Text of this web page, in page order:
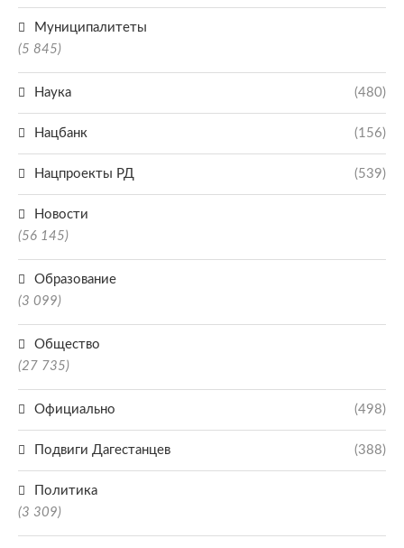
Муниципалитеты
(5 845)
Наука (480)
Нацбанк (156)
Нацпроекты РД (539)
Новости
(56 145)
Образование
(3 099)
Общество
(27 735)
Официально (498)
Подвиги Дагестанцев (388)
Политика
(3 309)